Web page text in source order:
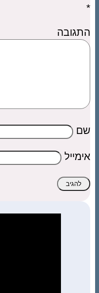
*
שם
אימייל